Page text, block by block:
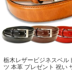
栃木レザービジネスベ
ツ 本革 プレゼント 祝い